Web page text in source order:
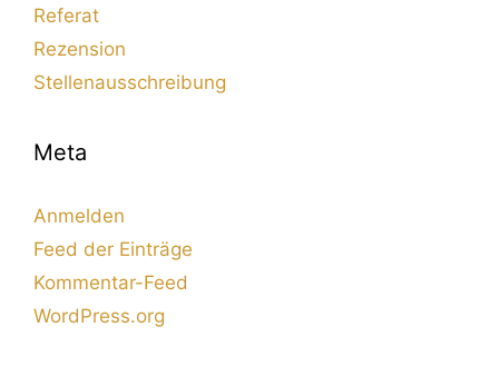
Referat
Rezension
Stellenausschreibung
Meta
Anmelden
Feed der Einträge
Kommentar-Feed
WordPress.org